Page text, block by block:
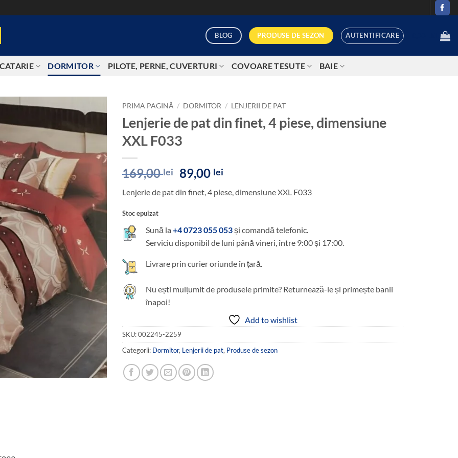
BLOG PRODUSE DE SEZON AUTENTIFICARE
DORMITOR PILOTE, PERNE, CUVERTURI COVOARE TESUTE BAIE
Add to
wishlist
PRIMA PAGINĂ / DORMITOR / LENJERII DE PAT
Lenjerie de pat din finet, 4 piese, dimensiune
XXL F033
169,00lei
Prețul
inițial
a
89,00 lei
este:
Lenjerie de pat din finet, 4 piese, dimensiune XXL F033
Stoc epuizat
Sună la +4 0723 055 053și comandă telefonic.
Serviciu disponibil de luni până vineri, între 9:00 și 17:00.
Livrare prin curier oriunde în țară.
Nu ești mulțumit de produsele primite? Returnează-le și primește banii
înapoi!
Add to wishlist
SKU:002245-2259
Categorii: Dormitor, Lenjerii de pat, Produse de sezon